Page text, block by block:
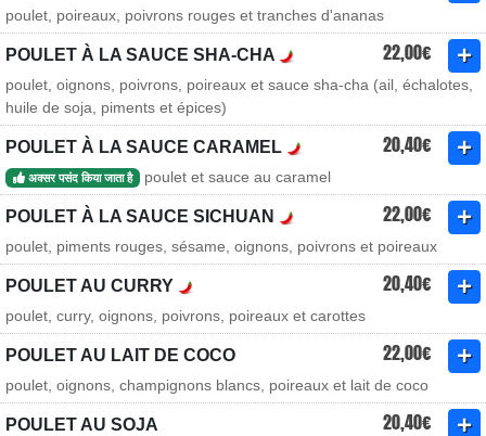
poulet, poireaux, poivrons rouges et tranches d'ananas
POULET À LA SAUCE SHA-CHA 22,00€
poulet, oignons, poivrons, poireaux et sauce sha-cha (ail, échalotes,
huile de soja, piments et épices)
POULET À LA SAUCE CARAMEL 20,40€
अक्सर पसंद किया जाता है poulet et sauce au caramel
POULET À LA SAUCE SICHUAN 22,00€
poulet, piments rouges, sésame, oignons, poivrons et poireaux
POULET AU CURRY 20,40€
poulet, curry, oignons, poivrons, poireaux et carottes
POULET AU LAIT DE COCO 22,00€
poulet, oignons, champignons blancs, poireaux et lait de coco
POULET AU SOJA 20,40€